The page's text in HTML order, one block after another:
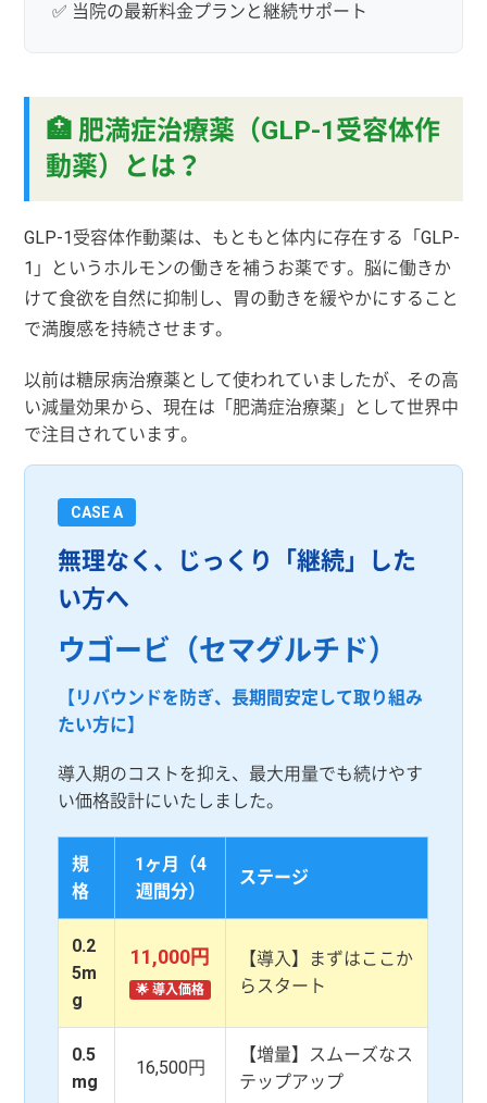
✅ 当院の最新料金プランと継続サポート
🏥 肥満症治療薬（GLP-1受容体作
動薬）とは？
GLP-1受容体作動薬は、もともと体内に存在する「GLP-
1」というホルモンの働きを補うお薬です。脳に働きか
けて食欲を自然に抑制し、胃の動きを緩やかにすること
で満腹感を持続させます。
以前は糖尿病治療薬として使われていましたが、その高
い減量効果から、現在は「肥満症治療薬」として世界中
で注目されています。
CASE A
無理なく、じっくり「継続」した
い方へ
ウゴービ（セマグルチド）
【リバウンドを防ぎ、長期間安定して取り組み
たい方に】
導入期のコストを抑え、最大用量でも続けやす
い価格設計にいたしました。
規
格
1ヶ月（4
週間分）
ステージ
0.2
5m
g
11,000円
🌟 導入価格
【導入】まずはここか
らスタート
0.5
mg
16,500円
【増量】スムーズなス
テップアップ